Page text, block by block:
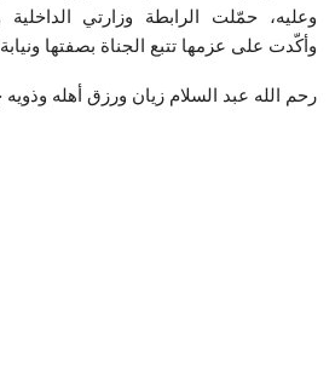
وعليه، حمّلت الرابطة وزارتي
وأكّدت على عزمها تتبع الجناة بصفتها
رحم الله عبد السلام زيان ورزق أهله